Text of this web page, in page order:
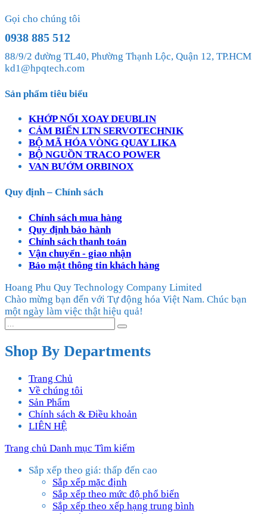
Gọi cho chúng tôi
0938 885 512
88/9/2 đường TL40, Phường Thạnh Lộc, Quận 12, TP.HCM
kd1@hpqtech.com
Sản phẩm tiêu biểu
KHỚP NỐI XOAY DEUBLIN
CẢM BIẾN LTN SERVOTECHNIK
BỘ MÃ HÓA VÒNG QUAY LIKA
BỘ NGUỒN TRACO POWER
VAN BƯỚM ORBINOX
Quy định – Chính sách
Chính sách mua hàng
Quy định bảo hành
Chính sách thanh toán
Vận chuyển - giao nhận
Bảo mật thông tin khách hàng
Hoang Phu Quy Technology Company Limited
Chào mừng bạn đến với Tự động hóa Việt Nam. Chúc bạn
một ngày làm việc thật hiệu quả!
Shop By Departments
Trang Chủ
Về chúng tôi
Sản Phẩm
Chính sách & Điều khoản
LIÊN HỆ
Trang chủ Danh mục Tìm kiếm
Sắp xếp theo giá: thấp đến cao
Sắp xếp mặc định
Sắp xếp theo mức độ phổ biến
Sắp xếp theo xếp hạng trung bình